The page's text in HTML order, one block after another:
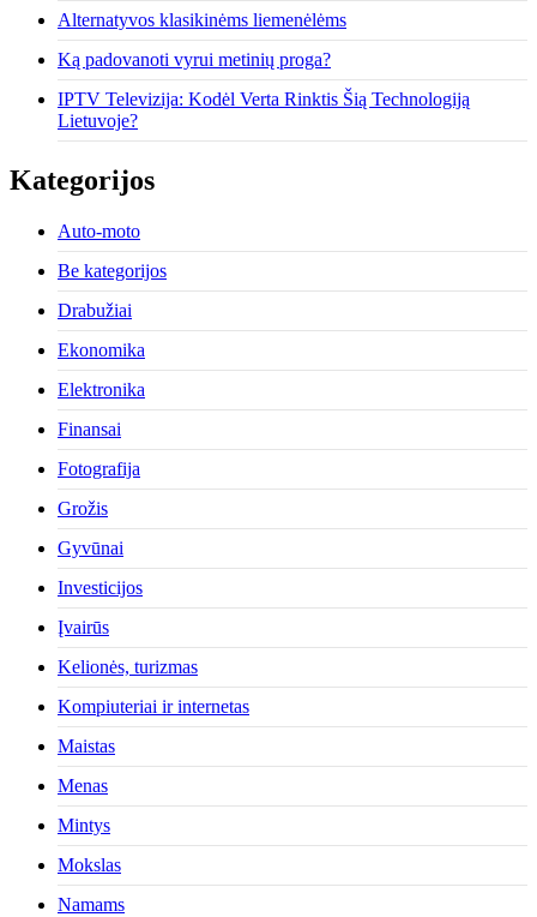
Alternatyvos klasikinėms liemenėlėms
Ką padovanoti vyrui metinių proga?
IPTV Televizija: Kodėl Verta Rinktis Šią Technologiją
Lietuvoje?
Kategorijos
Auto-moto
Be kategorijos
Drabužiai
Ekonomika
Elektronika
Finansai
Fotografija
Grožis
Gyvūnai
Investicijos
Įvairūs
Kelionės, turizmas
Kompiuteriai ir internetas
Maistas
Menas
Mintys
Mokslas
Namams